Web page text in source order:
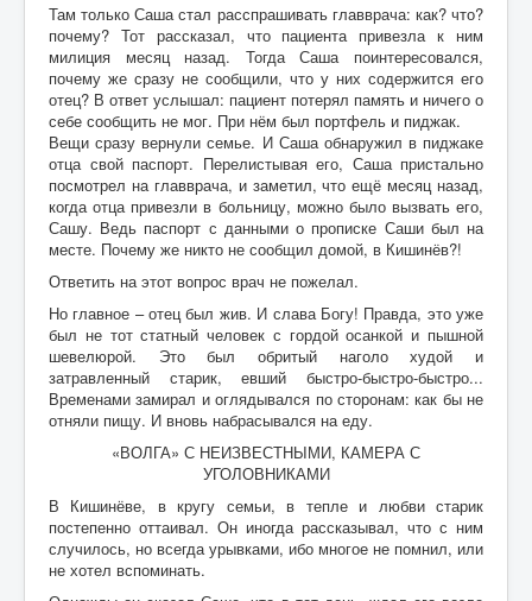
Там только Саша стал расспрашивать главврача: как? что?
почему? Тот рассказал, что пациента привезла к ним
милиция месяц назад. Тогда Саша поинтересовался,
почему же сразу не сообщили, что у них содержится его
отец? В ответ услышал: пациент потерял память и ничего о
себе сообщить не мог. При нём был портфель и пиджак.
Вещи сразу вернули семье. И Саша обнаружил в пиджаке
отца свой паспорт. Перелистывая его, Саша пристально
посмотрел на главврача, и заметил, что ещё месяц назад,
когда отца привезли в больницу, можно было вызвать его,
Сашу. Ведь паспорт с данными о прописке Саши был на
месте. Почему же никто не сообщил домой, в Кишинёв?!
Ответить на этот вопрос врач не пожелал.
Но главное – отец был жив. И слава Богу! Правда, это уже
был не тот статный человек с гордой осанкой и пышной
шевелюрой. Это был обритый наголо худой и
затравленный старик, евший быстро-быстро-быстро...
Временами замирал и оглядывался по сторонам: как бы не
отняли пищу. И вновь набрасывался на еду.
«ВОЛГА» С НЕИЗВЕСТНЫМИ, КАМЕРА С
УГОЛОВНИКАМИ
В Кишинёве, в кругу семьи, в тепле и любви старик
постепенно оттаивал. Он иногда рассказывал, что с ним
случилось, но всегда урывками, ибо многое не помнил, или
не хотел вспоминать.